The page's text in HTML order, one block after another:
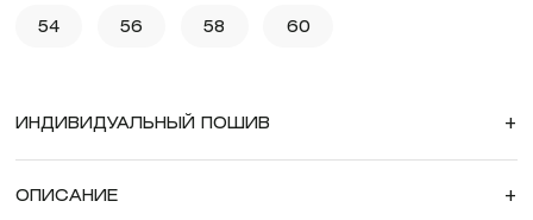
54 56 58 60
ИНДИВИДУАЛЬНЫЙ ПОШИВ +
ОПИСАНИЕ +